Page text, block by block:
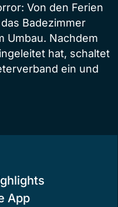
Von den Ferien
Badezimmer
Umbau. Nachdem
hat, schaltet
ein und
App